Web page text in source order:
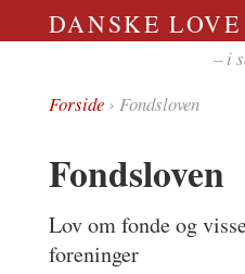
DANSKE LOVE
– i
Forside› Fondsloven
Fondsloven
Lov om fonde og
foreninger